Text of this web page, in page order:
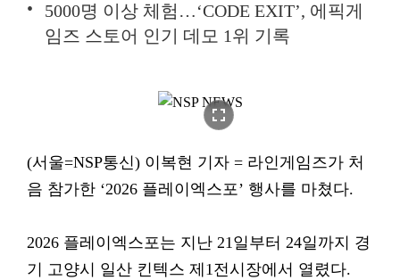
5000명 이상 체험…‘CODE EXIT’, 에픽게
임즈 스토어 인기 데모 1위 기록
fullscreen
(서울=NSP통신) 이복현 기자 = 라인게임즈가 처
음 참가한 ‘2026 플레이엑스포’ 행사를 마쳤다.
2026 플레이엑스포는 지난 21일부터 24일까지 경
기 고양시 일산 킨텍스 제1전시장에서 열렸다.